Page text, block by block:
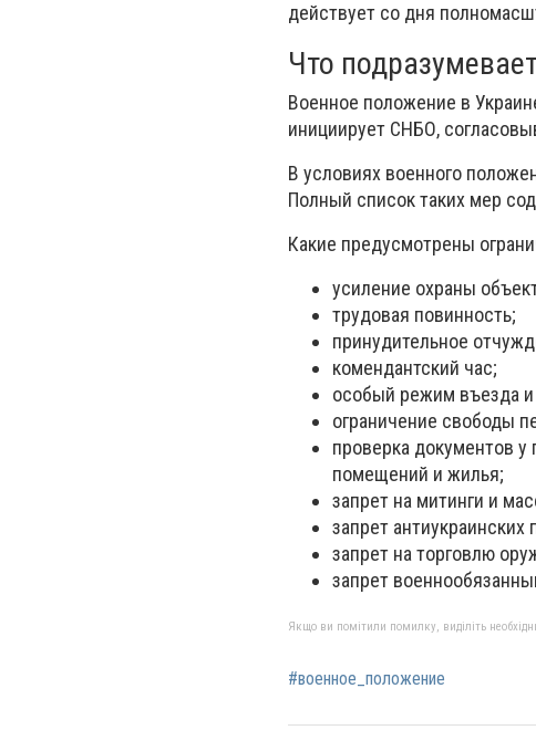
действует со дня
Что
Военное положение в
инициирует СНБО,
В условиях военного
Полный список таких мер
Какие предусмотрены
усиление охраны
трудовая повинность;
принудительное
комендантский час;
особый режим въезда
ограничение свободы
проверка документов у
помещений и жилья;
запрет на митинги и
запрет антиукраинских
запрет на торговлю
запрет
Якщо ви помітили помилку, виділіть
#военное_положение